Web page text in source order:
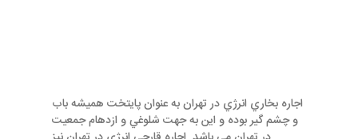
اجاره بخاري انرژي در تهران به عنوان پايتخت هميشه باب
و چشم گير بوده و اين به جهت شلوغي و ازدهام جمعيت